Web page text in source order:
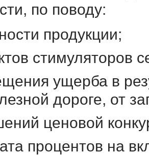
по поводу:
продукции;
стимуляторов
ущерба в
дороге, от
ценовой
процентов на